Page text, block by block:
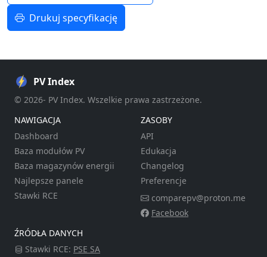
Drukuj specyfikację
PV Index
© 2026- PV Index. Wszelkie prawa zastrzeżone.
NAWIGACJA
Dashboard
Baza modułów PV
Baza magazynów energii
Najlepsze panele
Stawki RCE
ZASOBY
API
Edukacja
Changelog
Preferencje
comparepv@proton.me
Facebook
ŹRÓDŁA DANYCH
Stawki RCE: PSE SA